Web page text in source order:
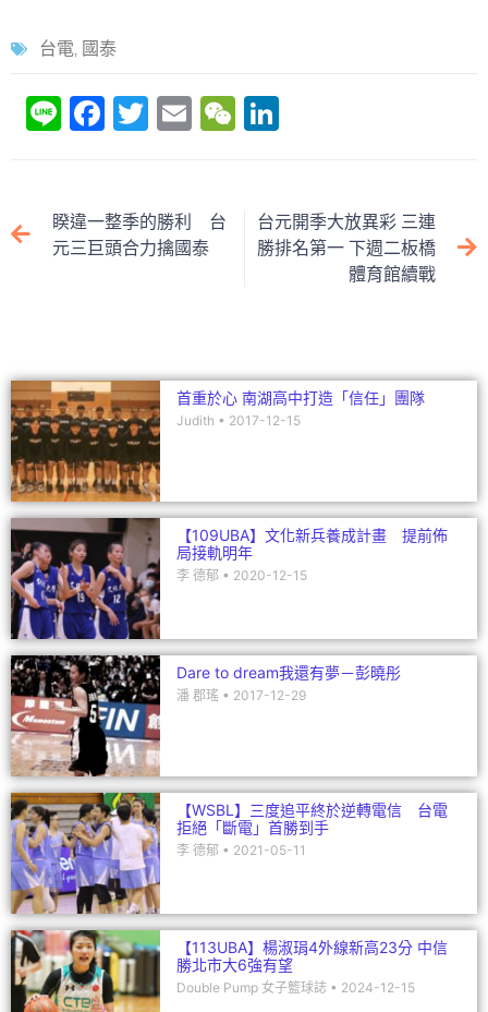
台電, 國泰
Li F
e
b
T
er
E
W
at
e
dI
睽違一整季的勝利 台
元三巨頭合力擒國泰
台元開季大放異彩 三連
勝排名第一 下週二板橋
體育館續戰
首重於心 南湖高中打造「信任」團隊
Judith 2017-12-15
【109UBA】文化新兵養成計畫 提前佈
局接軌明年
李 德郁 2020-12-15
Dare to dream我還有夢－彭曉彤
潘 郡瑤 2017-12-29
【WSBL】三度追平終於逆轉電信 台電
拒絕「斷電」首勝到手
李 德郁 2021-05-11
【113UBA】楊淑琄4外線新高23分 中信
勝北市大6強有望
Double Pump 女子籃球誌 2024-12-15